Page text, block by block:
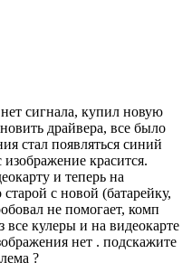
сигнала, купил новую
драйвера, все было
стал появляться синий
красится.
и теперь на
с новой (батарейку,
не помогает, комп
все кулеры и на видеокарте
нет . подскажите
?